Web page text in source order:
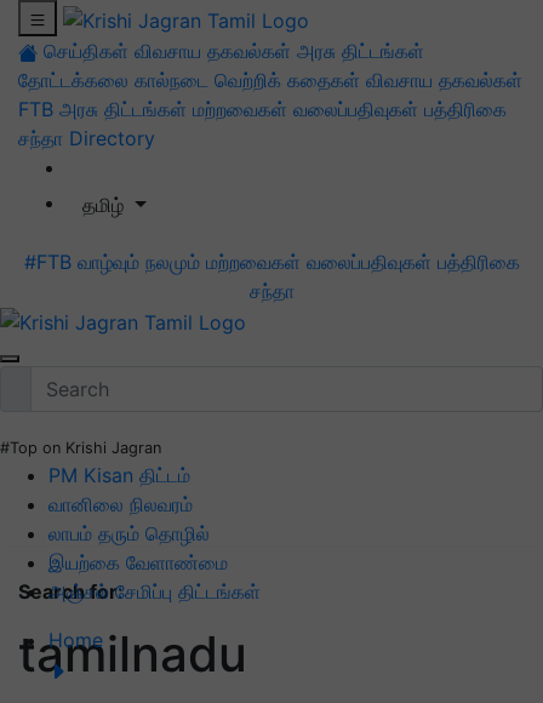
செய்திகள் விவசாய தகவல்கள் அரசு திட்டங்கள்
தோட்டக்கலை கால்நடை வெற்றிக் கதைகள் விவசாய தகவல்கள்
FTB அரசு திட்டங்கள் மற்றவைகள் வலைப்பதிவுகள் பத்திரிகை
சந்தா Directory
தமிழ்
#FTB வாழ்வும் நலமும் மற்றவைகள் வலைப்பதிவுகள் பத்திரிகை
சந்தா
#Top on Krishi Jagran
PM Kisan திட்டம்
வானிலை நிலவரம்
லாபம் தரும் தொழில்
இயற்கை வேளாண்மை
அஞ்சல் சேமிப்பு திட்டங்கள்
Home
Search for:
tamilnadu